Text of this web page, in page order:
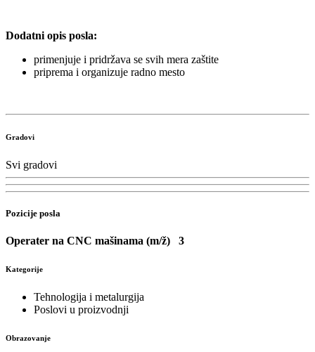
Dodatni opis posla:
primenjuje i pridržava se svih mera zaštite
priprema i organizuje radno mesto
Gradovi
Svi gradovi
Pozicije posla
Operater na CNC mašinama (m/ž) 3
Kategorije
Tehnologija i metalurgija
Poslovi u proizvodnji
Obrazovanje